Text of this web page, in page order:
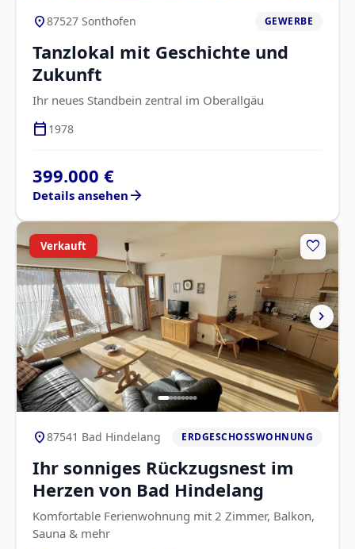
location_on87527 Sonthofen GEWERBE
Tanzlokal mit Geschichte und
Zukunft
Ihr neues Standbein zentral im Oberallgäu
calendar_today 1978
399.000 €
Details ansehen arrow_forward
chevron_right
Verkauft favorite
location_on87541 Bad Hindelang ERDGESCHOSSWOHNUNG
Ihr sonniges Rückzugsnest im
Herzen von Bad Hindelang
Komfortable Ferienwohnung mit 2 Zimmer, Balkon,
Sauna & mehr